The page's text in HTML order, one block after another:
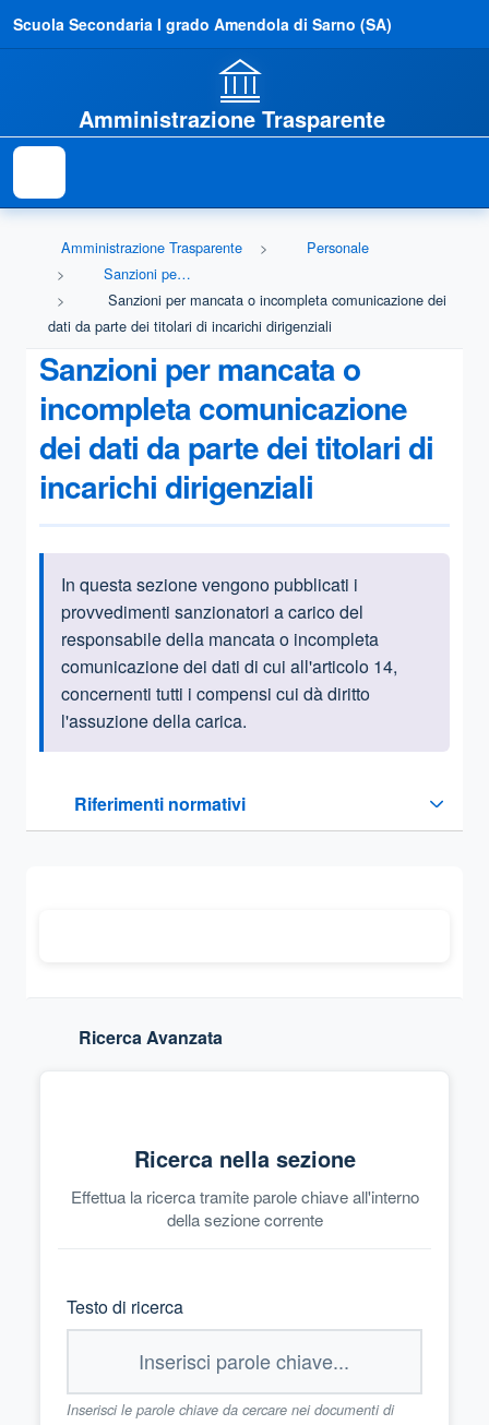
Scuola Secondaria I grado Amendola di Sarno (SA)
Amministrazione Trasparente
Amministrazione Trasparente
Personale
Sanzioni per mancata comunicazione dei dati
Sanzioni per mancata o incompleta comunicazione dei
dati da parte dei titolari di incarichi dirigenziali
Sanzioni per mancata o
incompleta comunicazione
dei dati da parte dei titolari di
incarichi dirigenziali
Informazioni introduttive
In questa sezione vengono pubblicati i
provvedimenti sanzionatori a carico del
responsabile della mancata o incompleta
comunicazione dei dati di cui all'articolo 14,
concernenti tutti i compensi cui dà diritto
l'assuzione della carica.
Riferimenti normativi
Sezione compressa
Ricerca Avanzata
Ricerca nella sezione
Effettua la ricerca tramite parole chiave all'interno
della sezione corrente
Testo di ricerca
Inserisci le parole chiave da cercare nei documenti di